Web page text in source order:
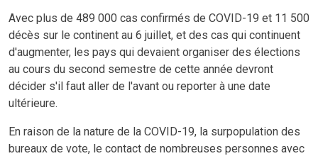
Avec plus de 489 000 cas confirmés de COVID-19 et 11 500
décès sur le continent au 6 juillet, et des cas qui continuent
d'augmenter, les pays qui devaient organiser des élections
au cours du second semestre de cette année devront
décider s'il faut aller de l'avant ou reporter à une date
ultérieure.
En raison de la nature de la COVID-19, la surpopulation des
bureaux de vote, le contact de nombreuses personnes avec